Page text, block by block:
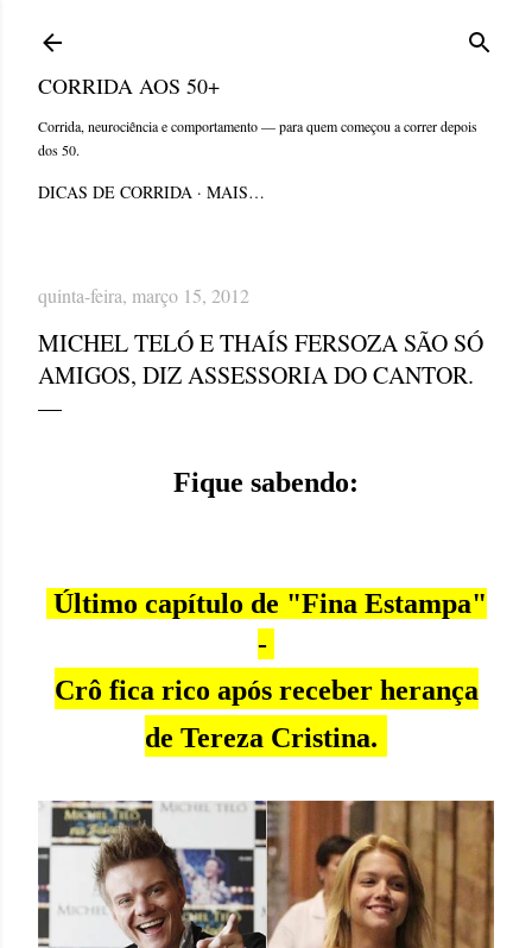
CORRIDA AOS 50+
Corrida, neurociência e comportamento — para quem começou a correr depois
dos 50.
DICAS DE CORRIDA MAIS…
quinta-feira, março 15, 2012
MICHEL TELÓ E THAÍS FERSOZA SÃO SÓ
AMIGOS, DIZ ASSESSORIA DO CANTOR.
Fique sabendo:
Último capítulo de "Fina Estampa"
-
Crô fica rico após receber herança
de Tereza Cristina.